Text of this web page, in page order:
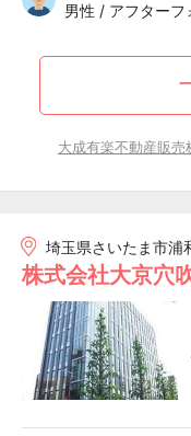
男性 / アフター
大成有楽不動産販
埼玉県さいたま市浦
株式会社大京穴